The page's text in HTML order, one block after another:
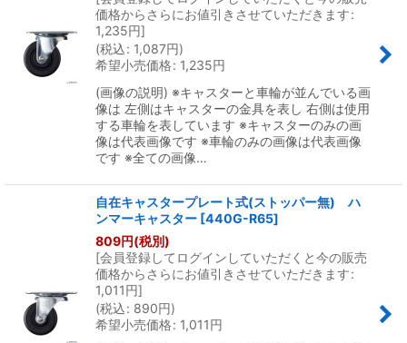
絞り込む
価格からさらにお値引きさせていただきます:
1,235円]
(税込: 1,087円)
希望小売価格: 1,235円
(画像の説明) ※キャスターと車輪が並んでいる画
像は 左側はキャスターの金具を表し 右側は使用
する車輪を表しています ※キャスターのみの画
像は代表画像です ※車輪のみの画像は代表画像
です ※全ての画像…
自在キャスタープレート式(ストッパー無) ハ
ンマーキャスター [440G-R65]
809円(税別)
[会員登録してログインしていただくと今の販売
価格からさらにお値引きさせていただきます:
1,011円]
(税込: 890円)
希望小売価格: 1,011円